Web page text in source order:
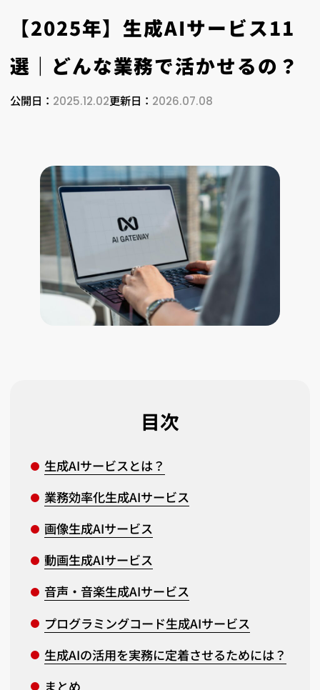
【2025年】生成AIサービス11
選｜どんな業務で活かせるの？
公開日： 2025.12.02更新日： 2026.07.08
目次
生成AIサービスとは？
業務効率化生成AIサービス
画像生成AIサービス
動画生成AIサービス
音声・音楽生成AIサービス
プログラミングコード生成AIサービス
生成AIの活用を実務に定着させるためには？
まとめ